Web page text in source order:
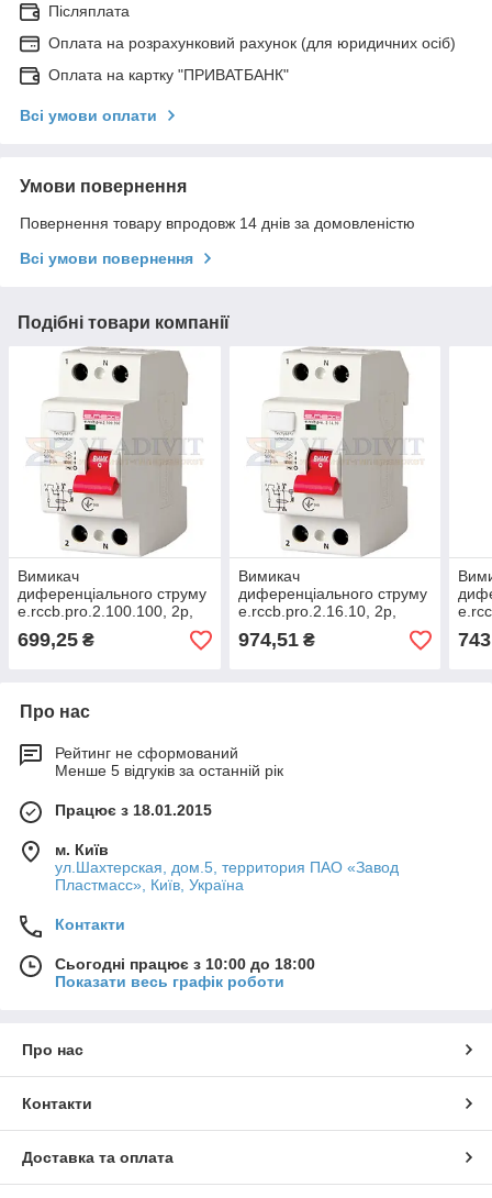
Післяплата
Оплата на розрахунковий рахунок (для юридичних осіб)
Оплата на картку "ПРИВАТБАНК"
Всі умови оплати
Умови повернення
Повернення товару впродовж 14 днів за домовленістю
Всі умови повернення
Подібні товари компанії
Вимикач
диференціального струму
e.rccb.pro.2.100.100, 2р,
100А, 100мА, E.NEXT
(p003012)
699,25 ₴
Вимикач
диференціального струму
e.rccb.pro.2.16.10, 2р,
16А, 10мА, E.NEXT
(p003001)
974,51₴
Про нас
Рейтинг не сформований
Менше 5 відгуків за останній рік
Працює з 18.01.2015
м. Київ
ул.Шахтерская, дом.5, территория ПАО «Завод
Пластмасс», Київ, Україна
Контакти
Сьогодні працює з 10:00 до 18:00
Показати весь графік роботи
Про нас
Контакти
Доставка та оплата